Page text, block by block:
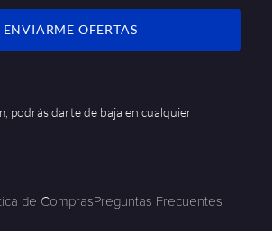
ENVIARME OFERTAS
podrás darte de baja en cualquier
de ComprasPreguntas Frecuentes